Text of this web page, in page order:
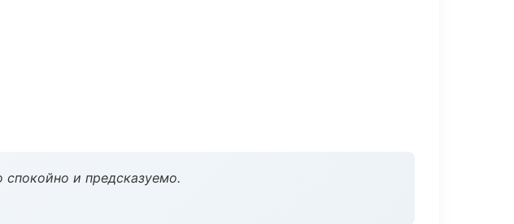
спокойно и предсказуемо.